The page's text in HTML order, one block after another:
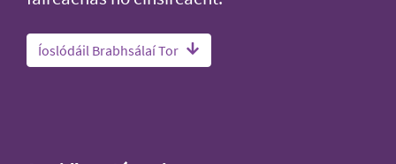
Íoslódáil Brabhsálaí Tor